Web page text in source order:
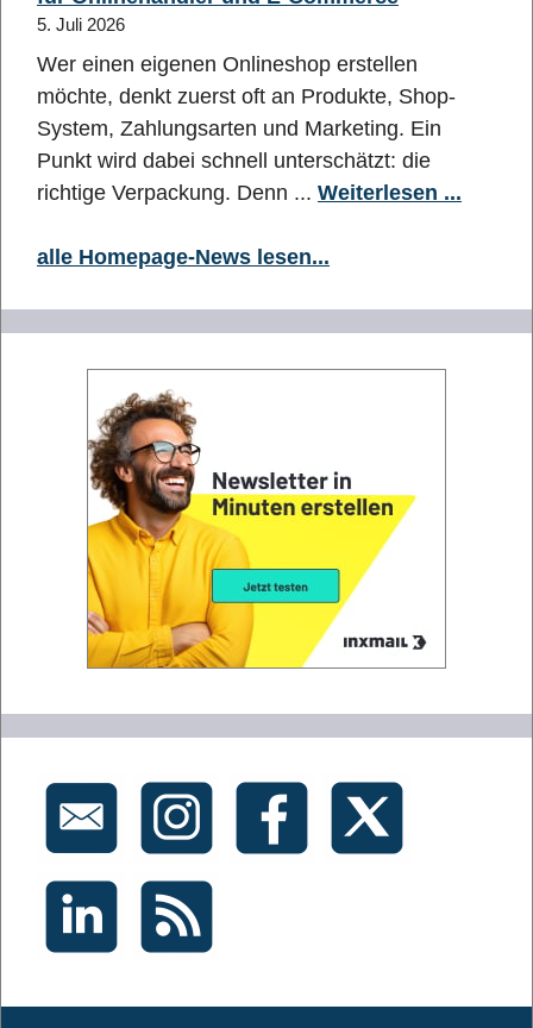
5. Juli 2026
Wer einen eigenen Onlineshop erstellen
möchte, denkt zuerst oft an Produkte, Shop-
System, Zahlungsarten und Marketing. Ein
Punkt wird dabei schnell unterschätzt: die
richtige Verpackung. Denn ... Weiterlesen ...
alle Homepage-News lesen...